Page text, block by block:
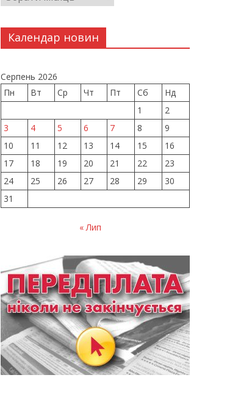
Календар новин
Серпень 2026
Пн
Вт Ср Чт Пт Сб
Нд
1
2
3
4 5 6 7 8
9
10
11 12 13 14 15
16
17
18 19 20 21 22
23
24
25 26 27 28 29
30
31
« Лип